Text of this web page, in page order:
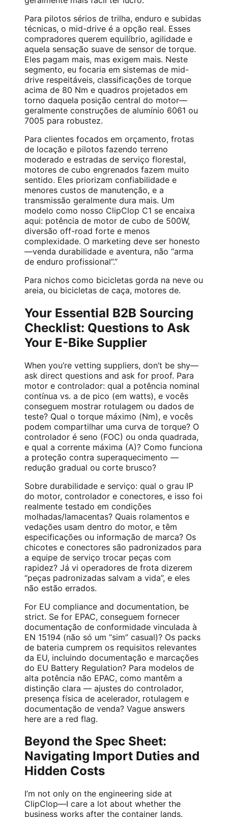
Para pilotos sérios de trilha, enduro e subidas
técnicas, o mid-drive é a opção real. Esses
compradores querem equilíbrio, agilidade e
aquela sensação suave de sensor de torque.
Eles pagam mais, mas exigem mais. Neste
segmento, eu focaria em sistemas de mid-
drive respeitáveis, classificações de torque
acima de 80 Nm e quadros projetados em
torno daquela posição central do motor—
geralmente construções de alumínio 6061 ou
7005 para robustez.
Para clientes focados em orçamento, frotas
de locação e pilotos fazendo terreno
moderado e estradas de serviço florestal,
motores de cubo engrenados fazem muito
sentido. Eles priorizam confiabilidade e
menores custos de manutenção, e a
transmissão geralmente dura mais. Um
modelo como nosso ClipClop C1 se encaixa
aqui: potência de motor de cubo de 500W,
diversão off-road forte e menos
complexidade. O marketing deve ser honesto
—venda durabilidade e aventura, não “arma
de enduro profissional”.”
Para nichos como bicicletas gorda na neve ou
areia, ou bicicletas de caça, motores de.
Your Essential B2B Sourcing
Checklist: Questions to Ask
Your E-Bike Supplier
When you’re vetting suppliers, don’t be shy—
ask direct questions and ask for proof. Para
motor e controlador: qual a potência nominal
contínua vs. a de pico (em watts), e vocês
conseguem mostrar rotulagem ou dados de
teste? Qual o torque máximo (Nm), e vocês
podem compartilhar uma curva de torque? O
controlador é seno (FOC) ou onda quadrada,
e qual a corrente máxima (A)? Como funciona
a proteção contra superaquecimento —
redução gradual ou corte brusco?
Sobre durabilidade e serviço: qual o grau IP
do motor, controlador e conectores, e isso foi
realmente testado em condições
molhadas/lamacentas? Quais rolamentos e
vedações usam dentro do motor, e têm
especificações ou informação de marca? Os
chicotes e conectores são padronizados para
a equipe de serviço trocar peças com
rapidez? Já vi operadores de frota dizerem
“peças padronizadas salvam a vida”, e eles
não estão errados.
For EU compliance and documentation, be
strict. Se for EPAC, conseguem fornecer
documentação de conformidade vinculada à
EN 15194 (não só um “sim” casual)? Os packs
de bateria cumprem os requisitos relevantes
da EU, incluindo documentação e marcações
do EU Battery Regulation? Para modelos de
alta potência não EPAC, como mantêm a
distinção clara — ajustes do controlador,
presença física de acelerador, rotulagem e
documentação de venda? Vague answers
here are a red flag.
Beyond the Spec Sheet:
Navigating Import Duties and
Hidden Costs
I’m not only on the engineering side at
ClipClop—I care a lot about whether the
business works after the container lands.